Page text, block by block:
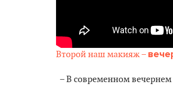
Второй наш макияж –
– В современном